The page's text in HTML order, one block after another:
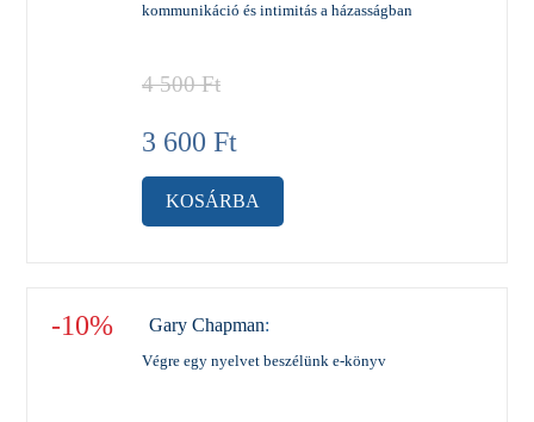
kommunikáció és intimitás a házasságban
4 500Ft
3 600 Ft
KOSÁRBA
-10% Gary Chapman:
Végre egy nyelvet beszélünk e-könyv